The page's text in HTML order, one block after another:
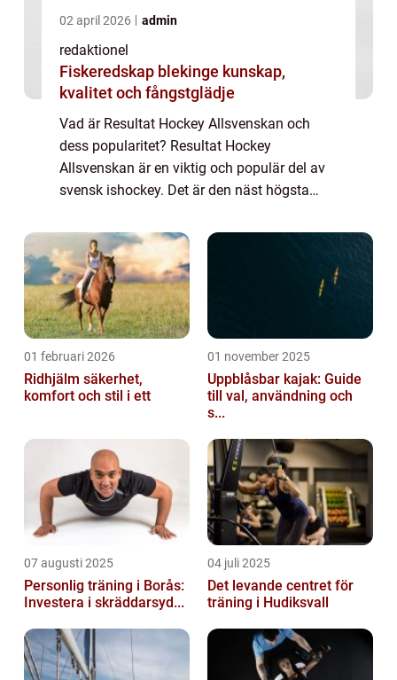
02 april 2026 admin
redaktionel
Fiskeredskap blekinge kunskap,
kvalitet och fångstglädje
Vad är Resultat Hockey Allsvenskan och
dess popularitet? Resultat Hockey
Allsvenskan är en viktig och populär del av
svensk ishockey. Det är den näst högsta
avgörande roll för vilka lag som får chansen
att...
01 februari 2026
Ridhjälm säkerhet,
komfort och stil i ett
01 november 2025
Uppblåsbar kajak: Guide
till val, användning och
s...
07 augusti 2025
Personlig träning i Borås:
Investera i skräddarsyd...
04 juli 2025
Det levande centret för
träning i Hudiksvall